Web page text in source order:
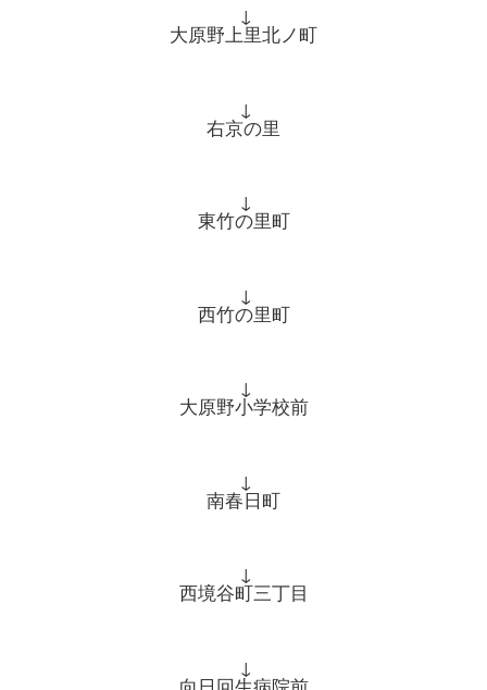
↓
大原野上里北ノ町
↓
右京の里
↓
東竹の里町
↓
西竹の里町
↓
大原野小学校前
↓
南春日町
↓
西境谷町三丁目
↓